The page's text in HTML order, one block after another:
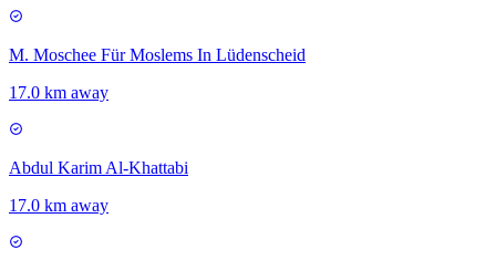
M. Moschee Für Moslems In Lüdenscheid
17.0 km away
Abdul Karim Al-Khattabi
17.0 km away